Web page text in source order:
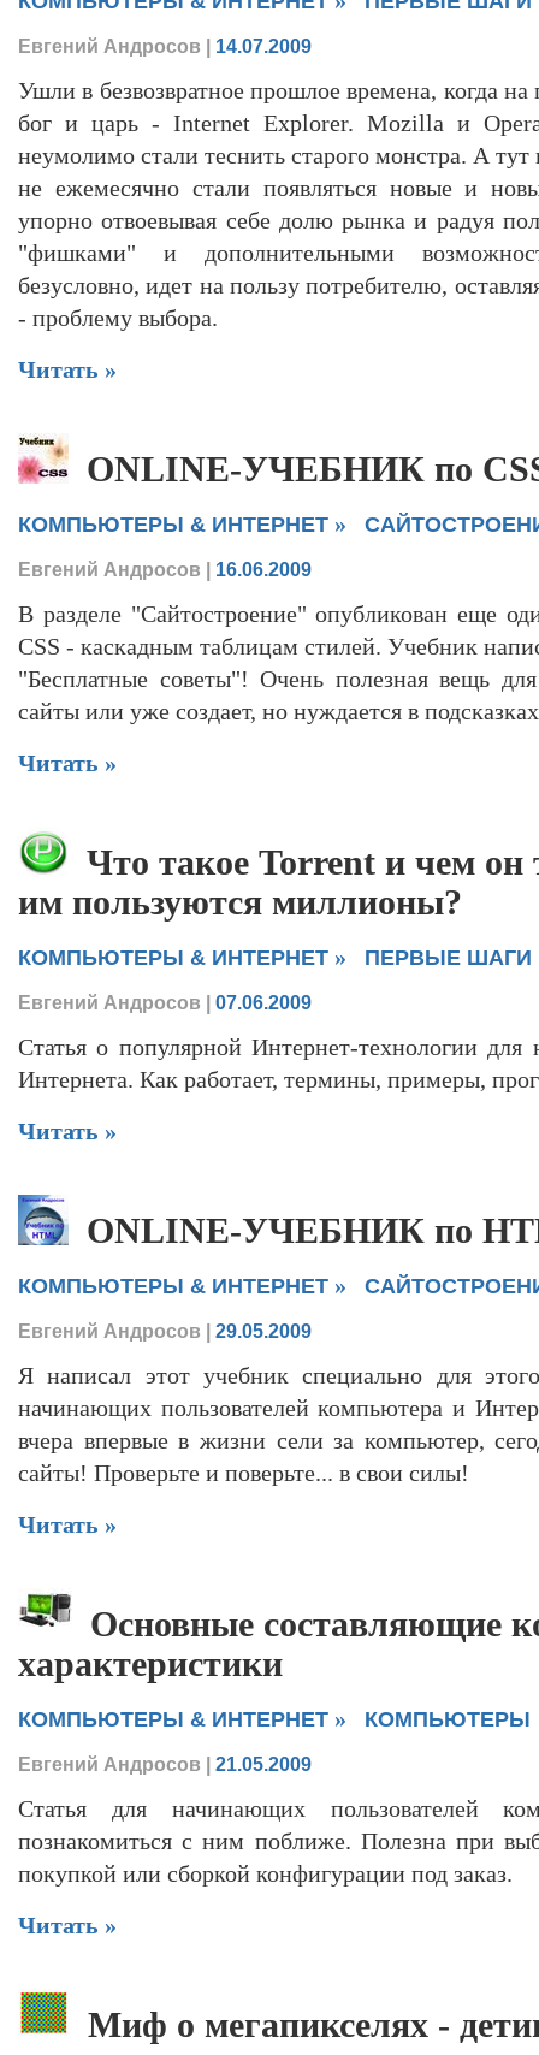
Евгений Андросов | 14.07.2009
Ушли в безвозвратное прошлое времена, когда
бог и царь - Internet Explorer. Mozilla и
неумолимо стали теснить старого монстра. А тут
не ежемесячно стали появляться новые и
упорно отвоевывая себе долю рынка и радуя
"фишками" и дополнительными
безусловно, идет на пользу потребителю,
- проблему выбора.
Читать »
ONLINE-УЧЕБНИК по
КОМПЬЮТЕРЫ & ИНТЕРНЕТ »
Евгений Андросов | 16.06.2009
В разделе "Сайтостроение" опубликован еще
CSS - каскадным таблицам стилей. Учебник
"Бесплатные советы"! Очень полезная вещь
сайты или уже создает, но нуждается в
Читать »
Что такое Torrent и чем он
им пользуются миллионы?
КОМПЬЮТЕРЫ & ИНТЕРНЕТ » ПЕРВЫЕ ШАГИ
Евгений Андросов | 07.06.2009
Статья о популярной Интернет-технологии для
Интернета. Как работает, термины, примеры,
Читать »
ONLINE-УЧЕБНИК по
КОМПЬЮТЕРЫ & ИНТЕРНЕТ »
Евгений Андросов | 29.05.2009
Я написал этот учебник специально для
начинающих пользователей компьютера и
вчера впервые в жизни сели за компьютер,
сайты! Проверьте и поверьте... в свои силы!
Читать »
Основные составляющие
характеристики
КОМПЬЮТЕРЫ & ИНТЕРНЕТ » КОМПЬЮТЕРЫ
Евгений Андросов | 21.05.2009
Статья для начинающих пользователей
познакомиться с ним поближе. Полезна при
покупкой или сборкой конфигурации под заказ.
Читать »
Миф о мегапикселях -